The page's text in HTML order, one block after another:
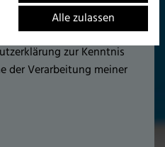
zur Kenntnis
der Verarbeitung meiner
Alle zulassen